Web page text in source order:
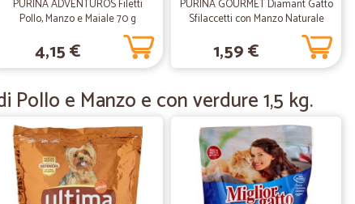
il liquore al melone... Buonissimo!!!
29/06/2020
mille.
09/06/2020
i punti…
PURINA ADVENTUROS Filetti
Pollo, Manzo e Maiale 70 g
4,15 €
PURINA GOURMET Diamant Gatto
Sfilaccetti con Manzo Naturale
1,59 €
Pollo e Manzo e con verdure 1,5 kg.